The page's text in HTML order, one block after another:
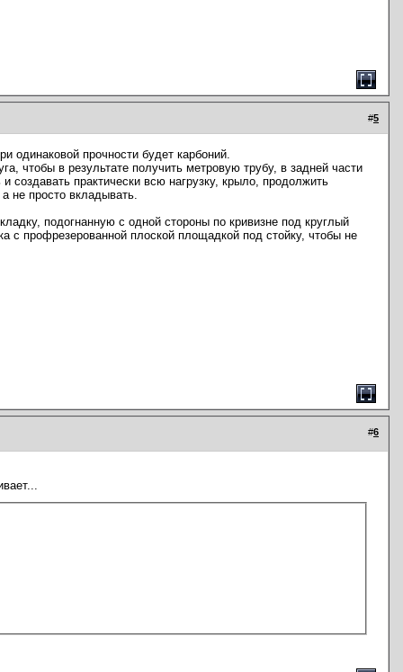
#5
одинаковой прочности будет карбоний.
чтобы в результате получить метровую трубу, в задней части
практически всю нагрузку, крыло, продолжить
не просто вкладывать.
подогнанную с одной стороны по кривизне под круглый
с профрезерованной плоской площадкой под стойку, чтобы не
#6